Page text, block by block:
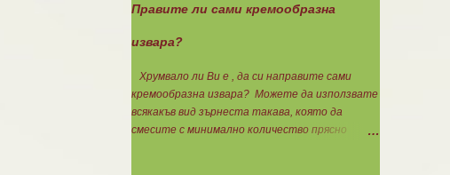
можете да разпределите на порции и да
хапвате както предпочитате. Нека да ни е
вкусно заедно! Люси
Правите ли сами кремообразна
извара?
Хрумвало ли Ви е , да си направите сами
кремообразна извара? Можете да използвате
всякакъв вид зърнеста такава, която да
смесите с минимално количество прясно